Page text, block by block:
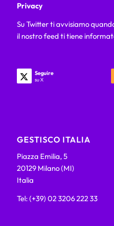
Privacy
Su Twitter ti avvisiamo
il nostro feed ti tiene
Seguire
su X
GESTISCO ITALIA
Piazza Emilia, 5
20129 Milano (MI)
Italia
Tel: (+39) 02 3206 222 33